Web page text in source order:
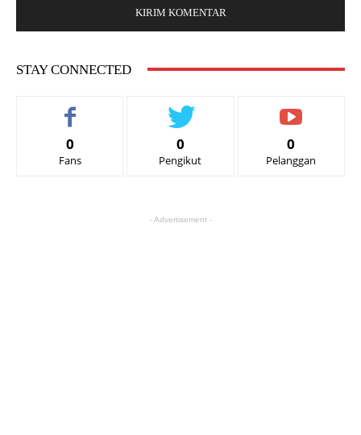
STAY CONNECTED
0
Fans
0
Pengikut
0
Pelanggan
- Advertisement -